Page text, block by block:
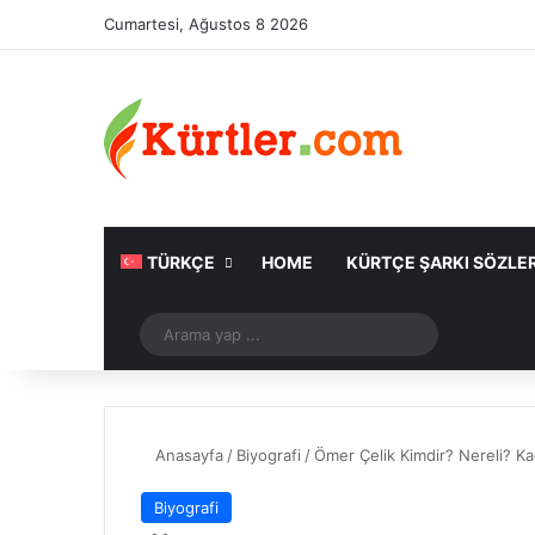
Cumartesi, Ağustos 8 2026
TÜRKÇE HOME KÜRTÇE ŞARKI
Rastgele Makale
yap
Anasayfa / Biyografi /Ömer Çelik Kimdir? Nereli?
Biyografi